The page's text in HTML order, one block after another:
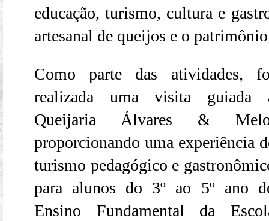
educação, turismo, cultura e
artesanal de queijos e o
Como parte das atividades,
realizada uma visita guiada
Queijaria Álvares &
proporcionando uma experiência
turismo pedagógico e
para alunos do 3º ao 5º ano
Ensino Fundamental da